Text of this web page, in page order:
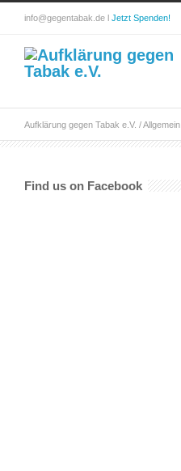
info@gegentabak.de l Jetzt Spenden!
Aufklärung gegen Tabak e.V. /Allgemein
Find us on Facebook